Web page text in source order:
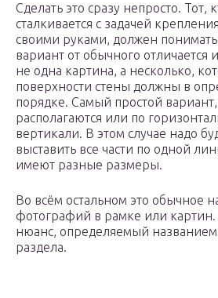
Сделать это сразу непросто. Тот,
сталкивается с задачей
своими руками, должен
вариант от обычного отличается
не одна картина, а несколько,
поверхности стены должны в
порядке. Самый простой
располагаются или по
вертикали. В этом случае надо
выставить все части по одной
имеют разные размеры.
Во всём остальном это обычное
фотографий в рамке или
нюанс, определяемый
раздела.